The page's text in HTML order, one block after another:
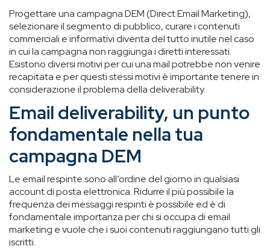
Progettare una campagna DEM (Direct Email Marketing),
selezionare il segmento di pubblico, curare i contenuti
commerciali e informativi diventa del tutto inutile nel caso
in cui la campagna non raggiunga i diretti interessati.
Esistono diversi motivi per cui una mail potrebbe non venire
recapitata e per questi stessi motivi è importante tenere in
considerazione il problema della deliverability.
Email deliverability, un punto
fondamentale nella tua
campagna DEM
Le email respinte sono all’ordine del giorno in qualsiasi
account di posta elettronica. Ridurre il più possibile la
frequenza dei messaggi respinti è possibile ed è di
fondamentale importanza per chi si occupa di email
marketing e vuole che i suoi contenuti raggiungano tutti gli
iscritti.